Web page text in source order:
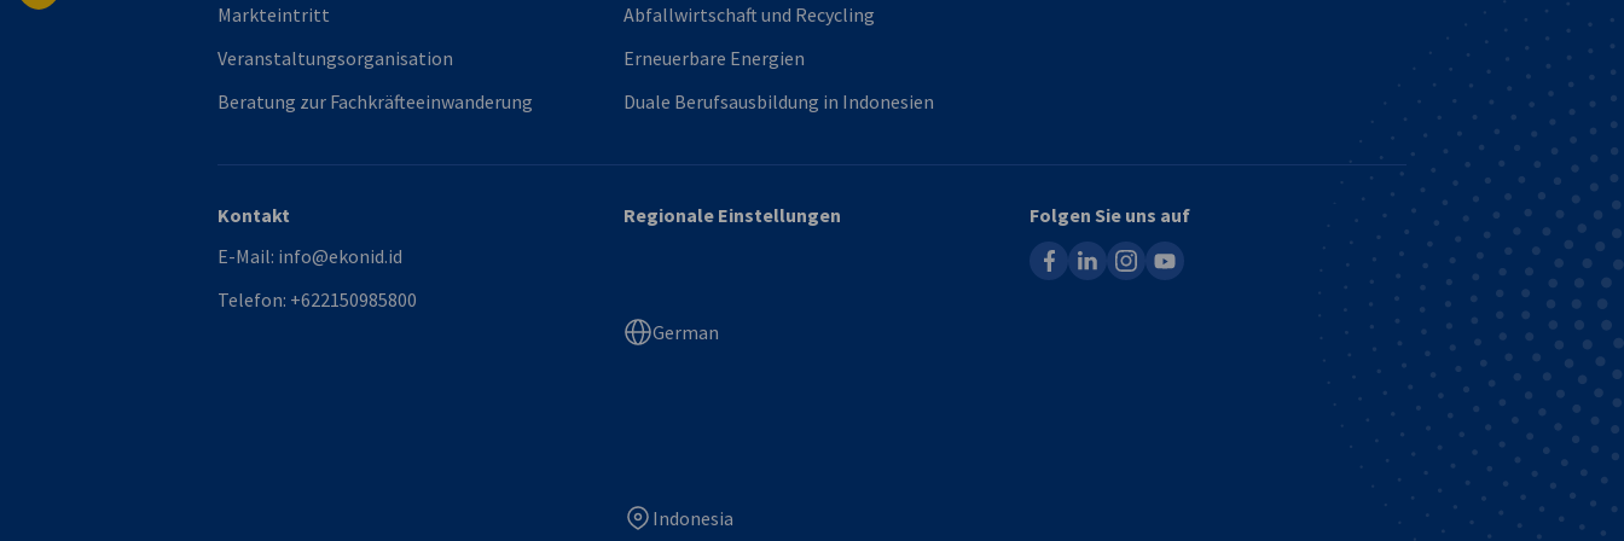
Markteintritt
Veranstaltungsorganisation
Beratung zur Fachkräfteeinwanderung
Abfallwirtschaft und Recycling
Erneuerbare Energien
Duale Berufsausbildung in Indonesien
Kontakt
E-Mail: info@ekonid.id
Telefon: +622150985800
Regionale Einstellungen
German
Indonesia
Folgen Sie uns auf
facebooklinkedininstagram
youtube